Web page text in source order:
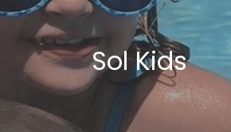
C
o
Sol Kids